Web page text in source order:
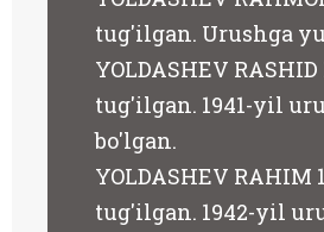
tug'ilgan. Urushga
YOLDASHEV
tug'ilgan. 1941-yil
bo'lgan.
YOLDASHEV RAHIM
tug'ilgan. 1942-yil